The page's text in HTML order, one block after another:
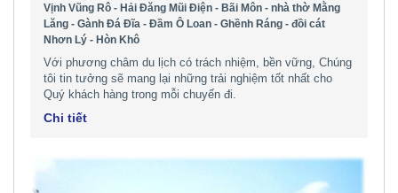
Vịnh Vũng Rô - Hải Đăng Mũi Điện - Bãi Môn - nhà thờ Mằng
Lăng - Gành Đá Đĩa - Đầm Ô Loan - Ghềnh Ráng - đồi cát
Nhơn Lý - Hòn Khô
Với phương châm du lịch có trách nhiệm, bền vững, Chúng
tôi tin tưởng sẽ mang lại những trải nghiệm tốt nhất cho
Quý khách hàng trong mỗi chuyến đi.
Chi tiết